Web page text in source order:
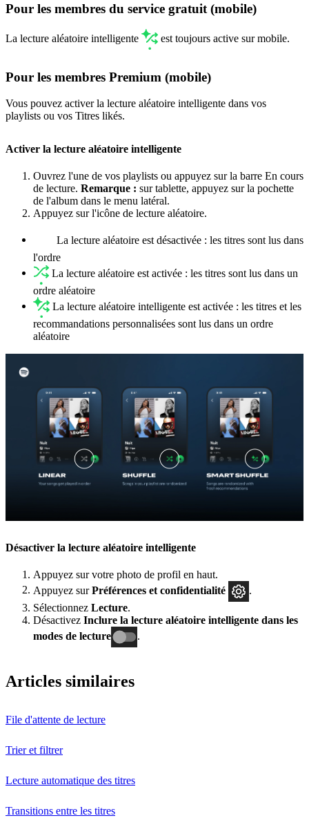
Pour les membres du service gratuit (mobile)
La lecture aléatoire intelligente est toujours active sur mobile.
Pour les membres Premium (mobile)
Vous pouvez activer la lecture aléatoire intelligente dans vos
playlists ou vos Titres likés.
Activer la lecture aléatoire intelligente
Ouvrez l'une de vos playlists ou appuyez sur la barre En cours
de lecture. Remarque : sur tablette, appuyez sur la pochette
de l'album dans le menu latéral.
Appuyez sur l'icône de lecture aléatoire.
La lecture aléatoire est désactivée : les titres sont lus dans
l'ordre
La lecture aléatoire est activée : les titres sont lus dans un
ordre aléatoire
La lecture aléatoire intelligente est activée : les titres et les
recommandations personnalisées sont lus dans un ordre
aléatoire
Désactiver la lecture aléatoire intelligente
Appuyez sur votre photo de profil en haut.
Appuyez surPréférences et confidentialité
.
Sélectionnez Lecture.
Désactivez Inclure la lecture aléatoire intelligente dans les
modes de lecture
.
Articles similaires
File d'attente de lecture
Trier et filtrer
Lecture automatique des titres
Transitions entre les titres